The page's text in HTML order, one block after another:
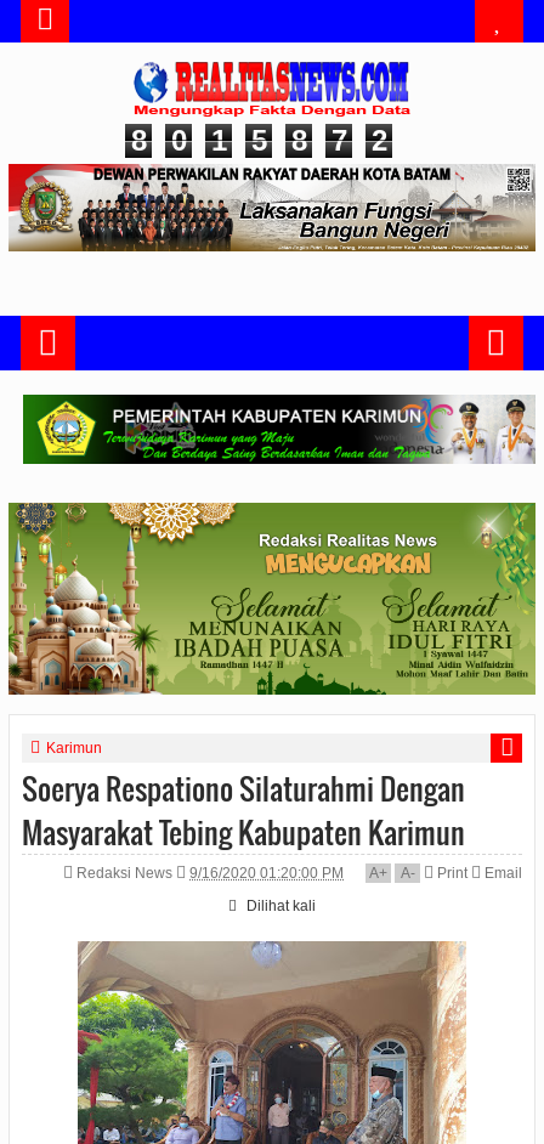
8 0 1 5 8 7 2
Karimun
Soerya Respationo Silaturahmi Dengan
Masyarakat Tebing Kabupaten Karimun
Redaksi News 9/16/2020 01:20:00 PM A+ A- Print
Email
Dilihat kali